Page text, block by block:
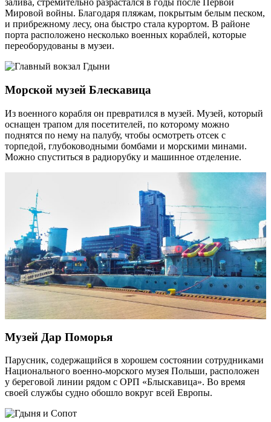
залива, стремительно разрастался в годы после Первой
Мировой войны. Благодаря пляжам, покрытым белым песком,
и прибрежному лесу, она быстро стала курортом. В районе
порта расположено несколько военных кораблей, которые
переоборудованы в музеи.
Морской музей Блескавица
Из военного корабля он превратился в музей. Музей, который
оснащен трапом для посетителей, по которому можно
поднятся по нему на палубу, чтобы осмотреть отсек с
торпедой, глубоководными бомбами и морскими минами.
Можно спуститься в радиорубку и машинное отделение.
Музей Дар Поморья
Парусник, содержащийся в хорошем состоянии сотрудниками
Национального военно-морского музея Польши, расположен
у береговой линии рядом с ОРП «Блыскавица». Во время
своей службы судно обошло вокруг всей Европы.